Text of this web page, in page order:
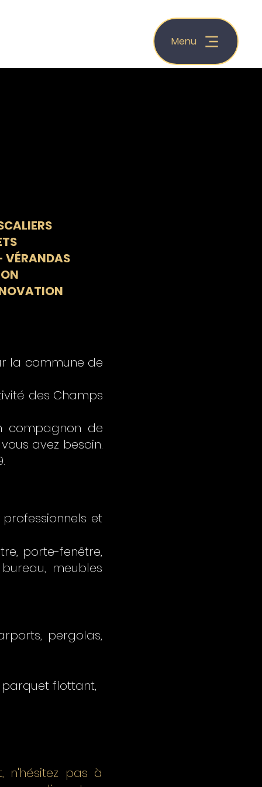
Menu
VÉRANDAS
la commune de
des Champs
compagnon de
avez besoin.
et
porte-fenêtre,
meubles
pergolas,
flottant,
n'hésitez pas à